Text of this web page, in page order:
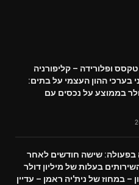
ופלורידה – קליפורניה
בערכי ההון העצמי על בתים:
דולר בממוצע על נכסים עם
בפעולה: שישה חודשים לאחר
בעלות של מיליון דולר
– במחוז של נית'יה ראמן – עדיין